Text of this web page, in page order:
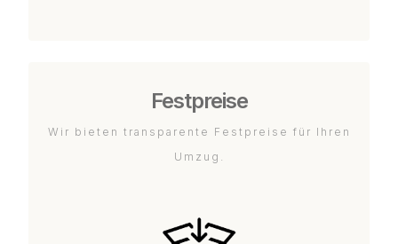
Festpreise
Wir bieten transparente Festpreise für Ihren
Umzug.